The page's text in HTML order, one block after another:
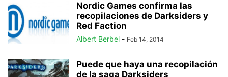
Nordic Games confirma las
recopilaciones de Darksiders y
Red Faction
Albert Berbel - Feb 14, 2014
Puede que haya una recopilación
de la saga Darksiders